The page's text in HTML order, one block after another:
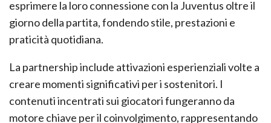
esprimere la loro connessione con la Juventus oltre il
giorno della partita, fondendo stile, prestazioni e
praticità quotidiana.
La partnership include attivazioni esperienziali volte a
creare momenti significativi per i sostenitori. I
contenuti incentrati sui giocatori fungeranno da
motore chiave per il coinvolgimento, rappresentando